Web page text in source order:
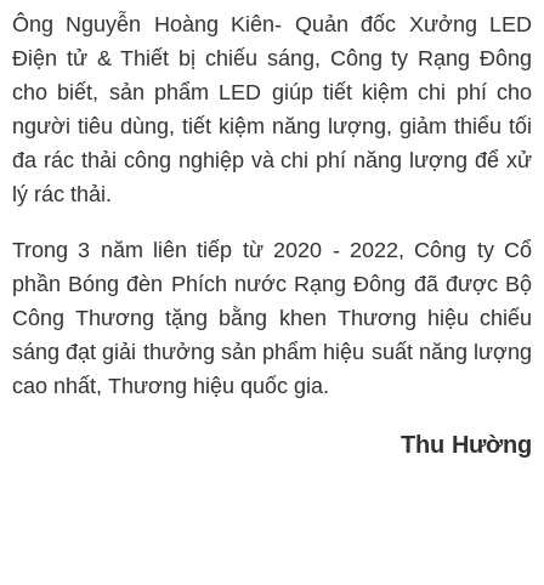
Ông Nguyễn Hoàng Kiên- Quản đốc Xưởng LED
Điện tử & Thiết bị chiếu sáng, Công ty Rạng Đông
cho biết, sản phẩm LED giúp tiết kiệm chi phí cho
người tiêu dùng, tiết kiệm năng lượng, giảm thiểu tối
đa rác thải công nghiệp và chi phí năng lượng để xử
lý rác thải.
Trong 3 năm liên tiếp từ 2020 - 2022, Công ty Cổ
phần Bóng đèn Phích nước Rạng Đông đã được Bộ
Công Thương tặng bằng khen Thương hiệu chiếu
sáng đạt giải thưởng sản phẩm hiệu suất năng lượng
cao nhất, Thương hiệu quốc gia.
Thu Hường